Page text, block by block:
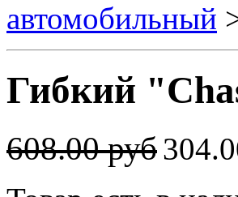
автомобильный
Гибкий
608.00 руб